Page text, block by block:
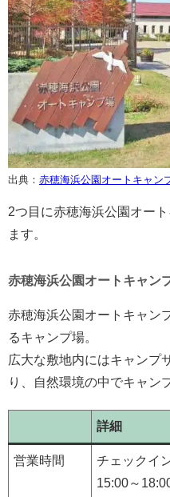
出典： 赤穂海浜公園オートキャン
2つ目に赤穂海浜公園オー
ます。
赤穂海浜公園オートキャン
赤穂海浜公園オートキャン
るキャンプ場。
広大な敷地内にはキャンプ
り、自然環境の中でキャン
詳細
営業時間
チェックイ
15:00～